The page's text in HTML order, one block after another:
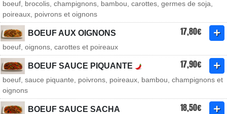
boeuf, brocolis, champignons, bambou, carottes, germes de soja,
poireaux, poivrons et oignons
BOEUF AUX OIGNONS 17,80€
boeuf, oignons, carottes et poireaux
BOEUF SAUCE PIQUANTE 17,90€
boeuf, sauce piquante, poivrons, poireaux, bambou, champignons et
oignons
BOEUF SAUCE SACHA 18,50€